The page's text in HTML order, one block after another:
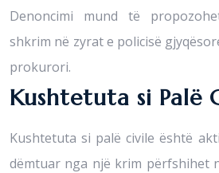
Denoncimi mund të
shkrim në zyrat e policisë
prokurori.
Kushtetuta si Palë
Kushtetuta si palë civile është
dëmtuar nga një krim përfshihet